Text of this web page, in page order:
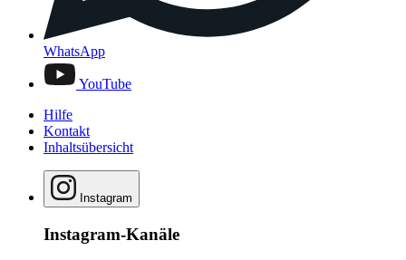
WhatsApp
YouTube
Hilfe
Kontakt
Inhaltsübersicht
Instagram
Instagram-Kanäle